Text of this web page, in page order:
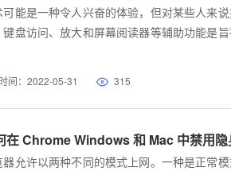
可能是一种令人兴奋的体验，但对某些人来
键盘访问、放大和屏幕阅读器等辅助功能是
时间：2022-05-31 315
在 Chrome Windows 和 Mac 中禁用隐
器允许以两种不同的模式上网。一种是正常